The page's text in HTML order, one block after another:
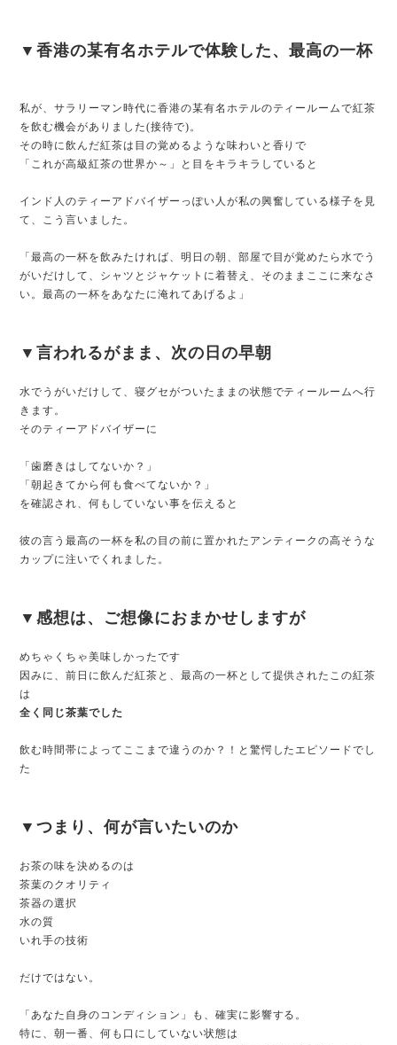
▼香港の某有名ホテルで体験した、最高の一杯
私が、サラリーマン時代に香港の某有名ホテルのティールームで紅茶
を飲む機会がありました(接待で)。
その時に飲んだ紅茶は目の覚めるような味わいと香りで
「これが高級紅茶の世界か～」と目をキラキラしていると
インド人のティーアドバイザーっぽい人が私の興奮している様子を見
て、こう言いました。
「最高の一杯を飲みたければ、明日の朝、部屋で目が覚めたら水でう
がいだけして、シャツとジャケットに着替え、そのままここに来なさ
い。最高の一杯をあなたに淹れてあげるよ」
▼言われるがまま、次の日の早朝
水でうがいだけして、寝グセがついたままの状態でティールームへ行
きます。
そのティーアドバイザーに
「歯磨きはしてないか？」
「朝起きてから何も食べてないか？」
を確認され、何もしていない事を伝えると
彼の言う最高の一杯を私の目の前に置かれたアンティークの高そうな
カップに注いでくれました。
▼感想は、ご想像におまかせしますが
めちゃくちゃ美味しかったです
因みに、前日に飲んだ紅茶と、最高の一杯として提供されたこの紅茶
は
全く同じ茶葉でした
飲む時間帯によってここまで違うのか？！と驚愕したエピソードでし
た
▼つまり、何が言いたいのか
お茶の味を決めるのは
茶葉のクオリティ
茶器の選択
水の質
いれ手の技術
だけではない。
「あなた自身のコンディション」も、確実に影響する。
特に、朝一番、何も口にしていない状態は